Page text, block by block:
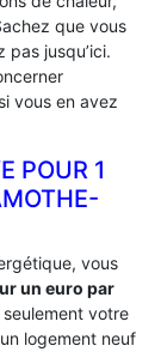
que vous
pas jusqu’ici.
vous en avez
POUR 1
vous
un euro par
seulement votre
logement neuf